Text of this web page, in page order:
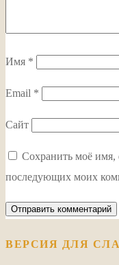
Имя *
Email *
Сайт
Сохранить моё имя,
последующих моих
ВЕРСИЯ ДЛЯ